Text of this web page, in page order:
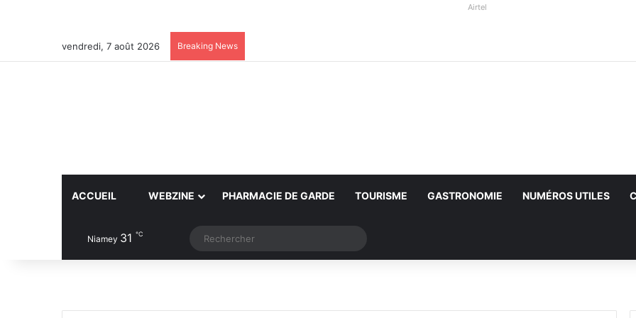
Airtel
vendredi, 7 août 2026 Breaking News
ACCUEIL WEBZINE PHARMACIE DE GARDE TOURISME GASTRONOMIE NUMÉROS UTILES
Niamey 31 ℃ Article Aléatoire
Switch skin